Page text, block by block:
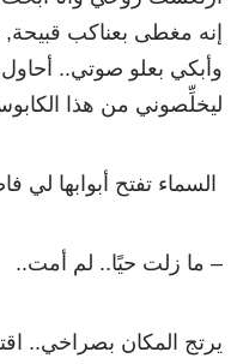
إنه مغطى بعناكب
وأبكي بعلو صوتي..
ليخلِّصوني من هذا
السماء تفتح أبوابها لي
– ما زلت حيًا.. لم أمت..
يرتج المكان بصراخي..